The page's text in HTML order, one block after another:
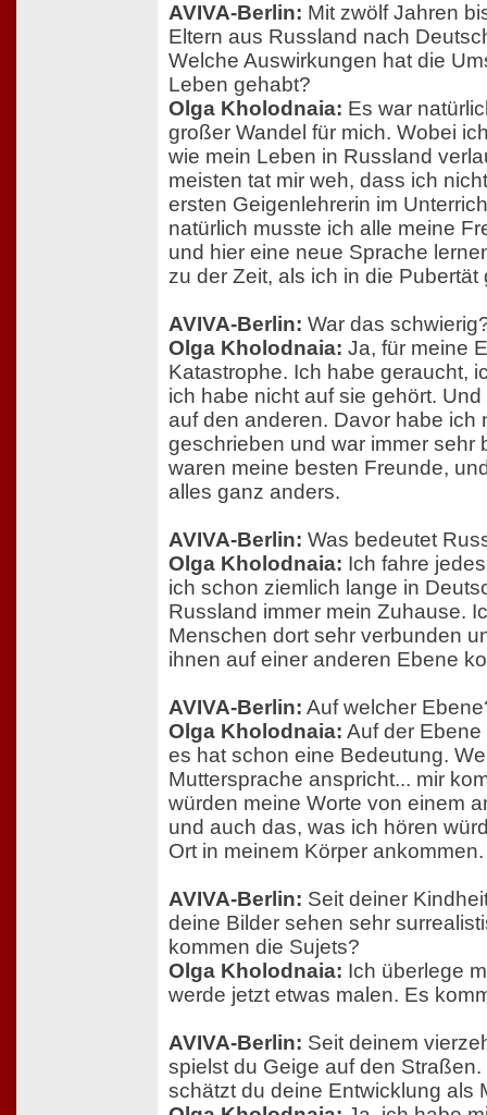
AVIVA-Berlin: Mit zwölf Jahren
Eltern aus Russland nach
Welche Auswirkungen hat die
Leben gehabt?
Olga Kholodnaia: Es war
großer Wandel für mich. Wobei
wie mein Leben in Russland
meisten tat mir weh, dass ich
ersten Geigenlehrerin im
natürlich musste ich alle meine
und hier eine neue Sprache
zu der Zeit, als ich in die Pubertät
AVIVA-Berlin: War das
Olga Kholodnaia: Ja, für meine
Katastrophe. Ich habe geraucht,
ich habe nicht auf sie gehört.
auf den anderen. Davor habe ich
geschrieben und war immer sehr
waren meine besten Freunde,
alles ganz anders.
AVIVA-Berlin: Was bedeutet
Olga Kholodnaia: Ich fahre
ich schon ziemlich lange in
Russland immer mein Zuhause.
Menschen dort sehr verbunden
ihnen auf einer anderen Ebene
AVIVA-Berlin: Auf welcher
Olga Kholodnaia: Auf der
es hat schon eine Bedeutung.
Muttersprache anspricht... mir
würden meine Worte von einem
und auch das, was ich hören
Ort in meinem Körper ankommen.
AVIVA-Berlin: Seit deiner
deine Bilder sehen sehr
kommen die Sujets?
Olga Kholodnaia: Ich überlege
werde jetzt etwas malen. Es
AVIVA-Berlin: Seit deinem
spielst du Geige auf den
schätzt du deine Entwicklung als